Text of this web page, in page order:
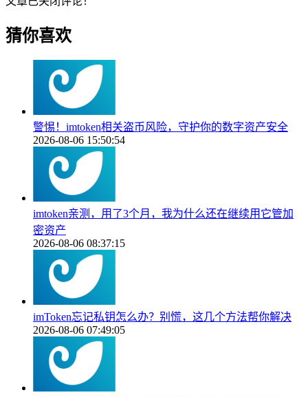
猜你喜欢
警惕！imtoken相关盗币风险，守护你的数字资产安全
2026-08-06 15:50:54
imtoken亲测，用了3个月，我为什么还在继续用它管加
密资产
2026-08-06 08:37:15
imToken忘记私钥怎么办？别慌，这几个方法帮你解决
2026-08-06 07:49:05